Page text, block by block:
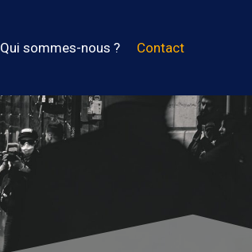
Qui sommes-nous ? Contact